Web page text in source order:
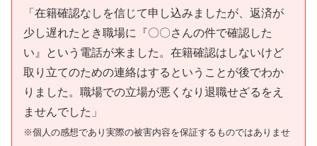
「在籍確認なしを信じて申し込みましたが、返済が
少し遅れたとき職場に『〇〇さんの件で確認した
い』という電話が来ました。在籍確認はしないけど
取り立てのための連絡はするということが後でわか
りました。職場での立場が悪くなり退職せざるをえ
ませんでした」
※個人の感想であり実際の被害内容を保証するものではありませ